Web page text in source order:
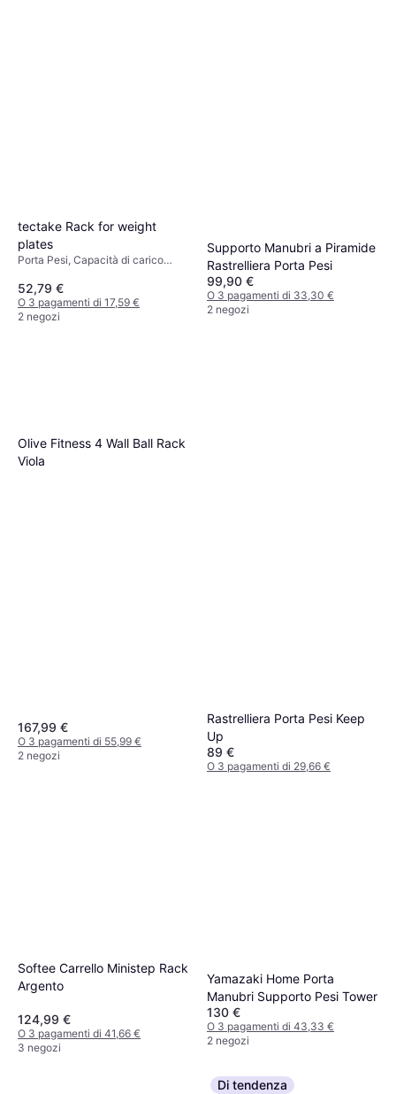
tectake Rack for weight
plates
Porta Pesi, Capacità di carico
52,79 €
O 3 pagamenti di 17,59 €
2 negozi
Supporto Manubri a Piramide
Rastrelliera Porta Pesi
99,90 €
O 3 pagamenti di 33,30 €
2 negozi
Olive Fitness 4 Wall Ball Rack
Viola
167,99 €
O 3 pagamenti di 55,99 €
2 negozi
Rastrelliera Porta Pesi Keep
Up
89 €
O 3 pagamenti di 29,66 €
Softee Carrello Ministep Rack
Argento
124,99 €
O 3 pagamenti di 41,66 €
3 negozi
Yamazaki Home Porta
Manubri Supporto Pesi Tower
130 €
O 3 pagamenti di 43,33 €
2 negozi
Di tendenza